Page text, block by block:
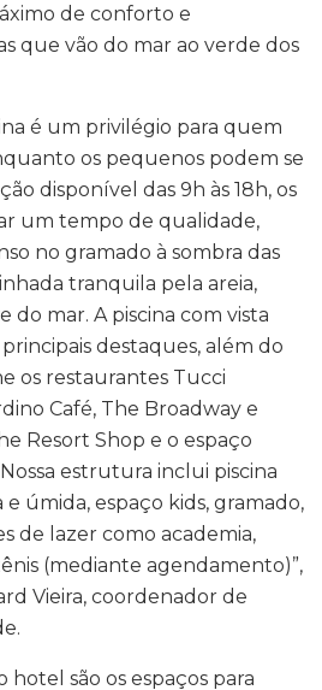
de conforto e
que vão do mar ao verde dos
é um privilégio para quem
os pequenos podem se
disponível das 9h às 18h, os
um tempo de qualidade,
no gramado à sombra das
tranquila pela areia,
do mar. A piscina com vista
destaques, além do
os restaurantes Tucci
Café, The Broadway e
Resort Shop e o espaço
estrutura inclui piscina
e úmida, espaço kids, gramado,
de lazer como academia,
(mediante agendamento)”,
Vieira, coordenador de
são os espaços para